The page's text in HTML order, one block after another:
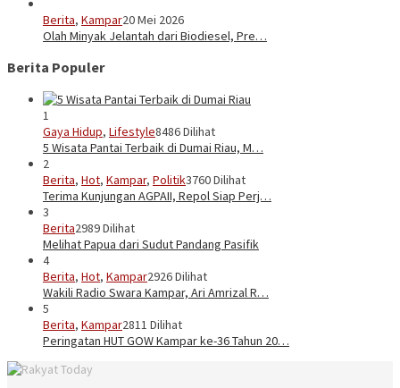
Berita, Kampar20 Mei 2026
Olah Minyak Jelantah dari Biodiesel, Pre…
Berita Populer
1
Gaya Hidup, Lifestyle8486 Dilihat
5 Wisata Pantai Terbaik di Dumai Riau, M…
2
Berita, Hot, Kampar, Politik3760 Dilihat
Terima Kunjungan AGPAII, Repol Siap Perj…
3
Berita2989 Dilihat
Melihat Papua dari Sudut Pandang Pasifik
4
Berita, Hot, Kampar2926 Dilihat
Wakili Radio Swara Kampar, Ari Amrizal R…
5
Berita, Kampar2811 Dilihat
Peringatan HUT GOW Kampar ke-36 Tahun 20…